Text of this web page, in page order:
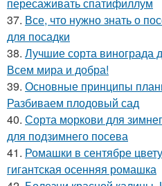
пересаживать спатифиллум
37. Все, что нужно знать о
для посадки
38. Лучшие сорта винограда
Всем мира и добра!
39. Основные принципы
Разбиваем плодовый сад
40. Сорта моркови для
для подзимнего посева
41. Ромашки в сентябре
гигантская осенняя ромашка